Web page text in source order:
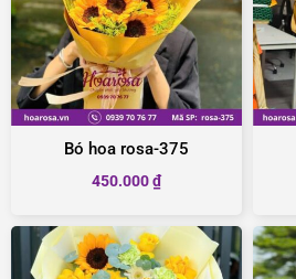
Bó hoa rosa-375
450.000₫